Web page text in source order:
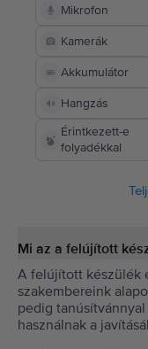
Mikrofon
Kamerák
Akkumulátor
Hangzás
Érintkezett-e
folyadékkal
Mi az a felújított
A felújított készülék
szakembereink
pedig
használnak a